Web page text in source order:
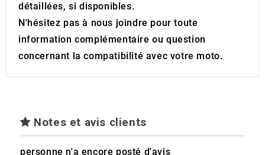
détaillées, si disponibles.
N'hésitez pas à nous joindre pour toute
information complémentaire ou question
concernant la compatibilité avec votre moto.
Notes et avis clients
personne n'a encore posté d'avis